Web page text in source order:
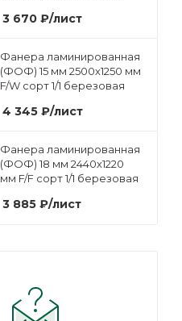
3 670 ₽/лист
Фанера ламинированная
(ФОФ) 15 мм 2500х1250 мм
F/W сорт 1/1 березовая
4 345 ₽/лист
Фанера ламинированная
(ФОФ) 18 мм 2440х1220
мм F/F сорт 1/1 березовая
3 885 ₽/лист